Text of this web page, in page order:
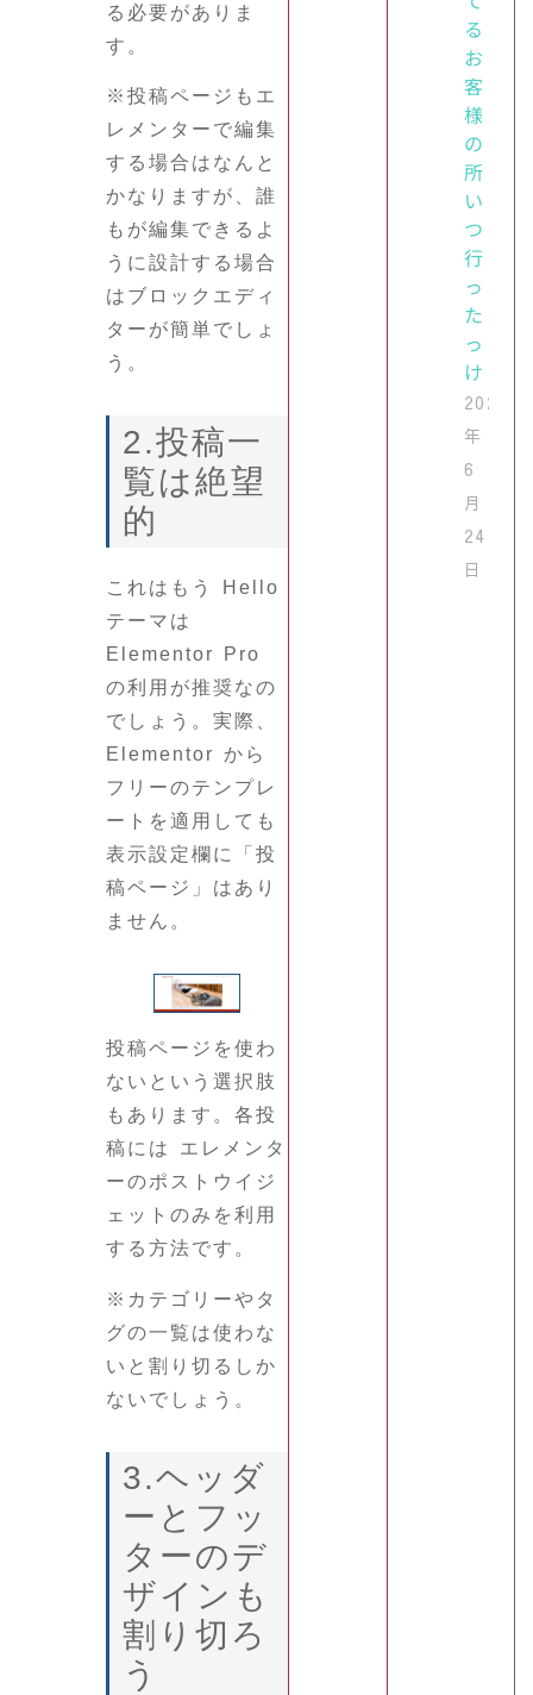
る必要がありま
す。
※投稿ページもエ
レメンターで編集
する場合はなんと
かなりますが、誰
もが編集できるよ
うに設計する場合
はブロックエディ
ターが簡単でしょ
う。
2.投稿一
覧は絶望
的
これはもう Hello
テーマは
Elementor Pro
の利用が推奨なの
でしょう。実際、
Elementor から
フリーのテンプレ
ートを適用しても
表示設定欄に「投
稿ページ」はあり
ません。
投稿ページを使わ
ないという選択肢
もあります。各投
稿には エレメンタ
ーのポストウイジ
ェットのみを利用
する方法です。
※カテゴリーやタ
グの一覧は使わな
いと割り切るしか
ないでしょう。
3.ヘッダ
ーとフッ
ターのデ
ザインも
割り切ろ
う
る？
お
客
様
の
所
い
つ
行
っ
た
っ
け？
2024
年
6
月
24
日